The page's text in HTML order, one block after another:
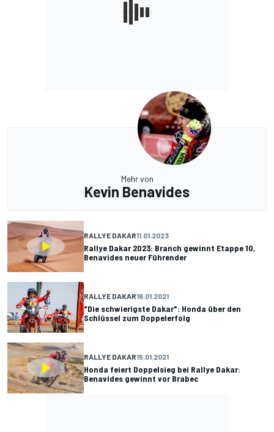
Mehr von
Kevin Benavides
RALLYE DAKAR11.01.2023
Rallye Dakar 2023: Branch gewinnt Etappe 10,
Benavides neuer Führender
RALLYE DAKAR16.01.2021
"Die schwierigste Dakar": Honda über den
Schlüssel zum Doppelerfolg
RALLYE DAKAR15.01.2021
Honda feiert Doppelsieg bei Rallye Dakar:
Benavides gewinnt vor Brabec